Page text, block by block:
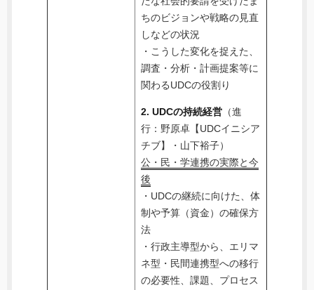
ちのビジョンや戦略の見直
しなどの状況
・こうした変化を捉えた、
調査・分析・計画提案等に
関わるUDCの役割り
2. UDCの持続経営 （進
行：野原卓【UDCイニシア
チブ】・山下裕子）
公・民・学連携の実際と今
後
・UDCの継続に向けた、体
制や予算（資金）の確保方
法
・行政主導型から、エリマ
ネ型・民間連携型への移行
の必要性、課題、プロセス